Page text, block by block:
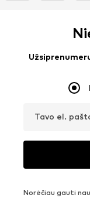
Tavo el.
Norėčiau gauti